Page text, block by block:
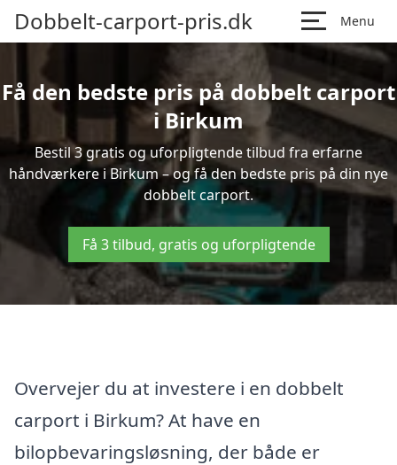
Dobbelt-carport-pris.dk Menu
Få den bedste pris på dobbelt carport
i Birkum
Bestil 3 gratis og uforpligtende tilbud fra erfarne
håndværkere i Birkum – og få den bedste pris på din nye
dobbelt carport.
Få 3 tilbud, gratis og uforpligtende
Overvejer du at investere i en dobbelt
carport i Birkum? At have en
bilopbevaringsløsning, der både er